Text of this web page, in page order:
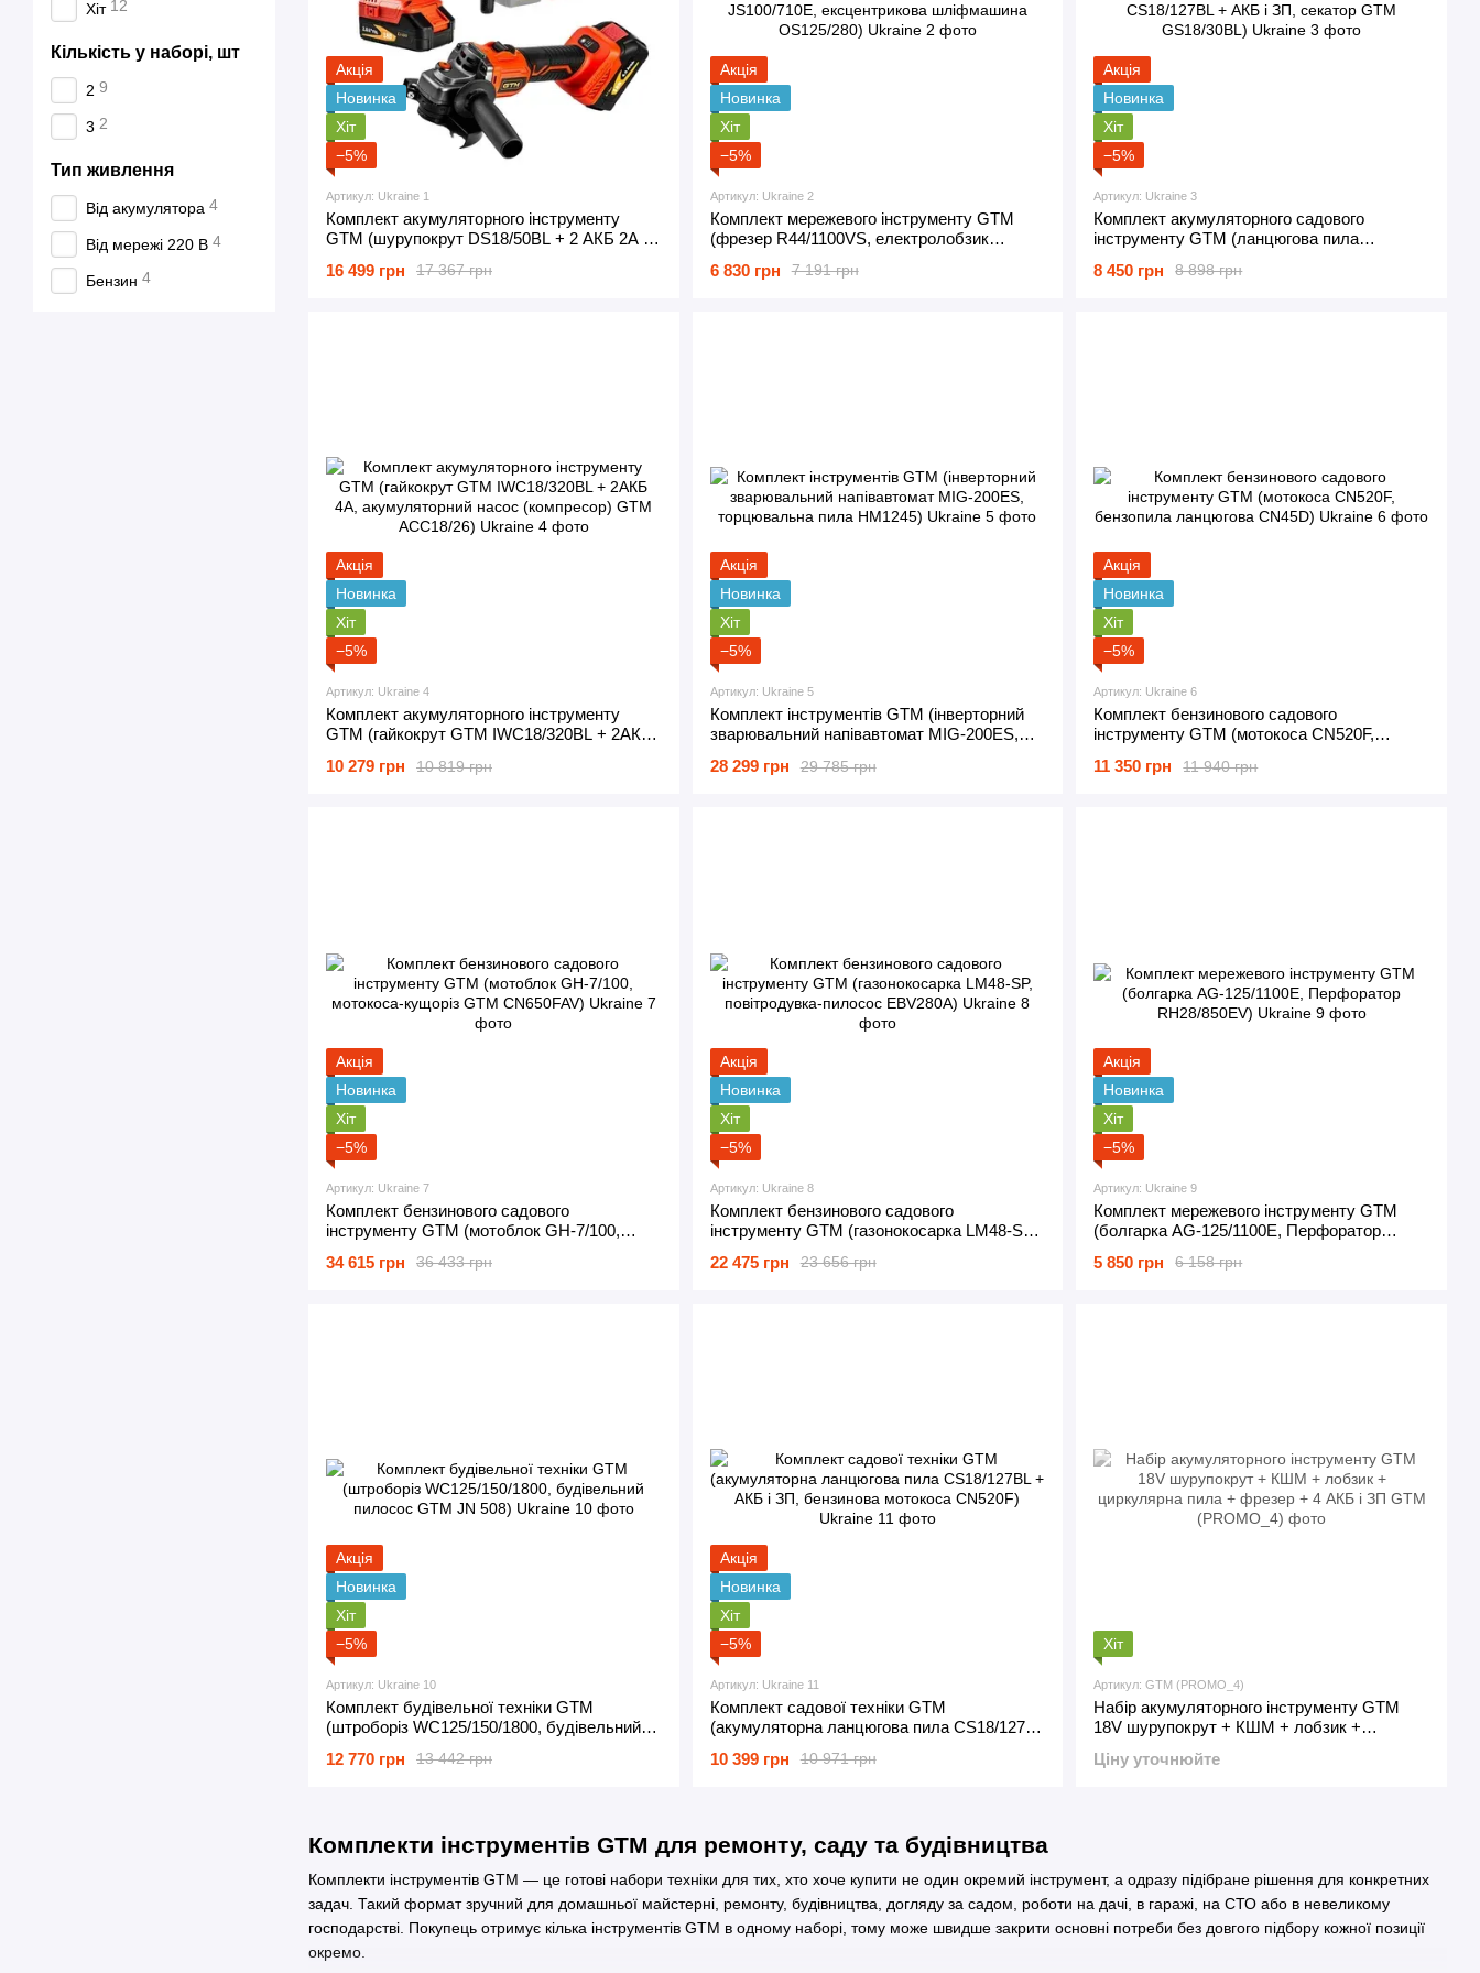
Комплекти інструментів GTM для ремонту, саду та будівництва
Комплекти інструментів GTM — це готові набори техніки для тих, хто хоче купити не один окремий інструмент, а одразу підібране рішення для конкретних
задач. Такий формат зручний для домашньої майстерні, ремонту, будівництва, догляду за садом, роботи на дачі, в гаражі, на СТО або в невеликому
господарстві. Покупець отримує кілька інструментів GTM в одному наборі, тому може швидше закрити основні потреби без довгого підбору кожної позиції
окремо.
Акція
Новинка
Хіт
−5%
Артикул: Ukraine 1
Комплект акумуляторного інструменту
GTM (шурупокрут DS18/50BL + 2 АКБ 2А і
4А, перфоратор RHC18/22BL)
17 367 грн
16 499 грн
Акція
Новинка
Хіт
−5%
Артикул: Ukraine 2
Комплект мережевого інструменту GTM
(фрезер R44/1100VS, електролобзик
OS125/280)7 191 грн
6 830 грн
Акція
Новинка
Хіт
−5%
Артикул: Ukraine 3
Комплект акумуляторного садового
інструменту GTM (ланцюгова пила
GS18/30BL)8 898 грн
8 450 грн
Акція
Новинка
Хіт
−5%
Артикул: Ukraine 4
Комплект акумуляторного інструменту
GTM (гайкокрут GTM IWC18/320BL + 2АКБ
AСC18/26)
10 819 грн
10 279 грн
Акція
Новинка
Хіт
−5%
Артикул: Ukraine 5
Комплект інструментів GTM (інверторний
зварювальний напівавтомат MIG-200ES,
29 785 грн
28 299 грн
Акція
Новинка
Хіт
−5%
Артикул: Ukraine 6
Комплект бензинового садового
інструменту GTM (мотокоса CN520F,
11 940 грн
11 350 грн
Акція
Новинка
Хіт
−5%
Артикул: Ukraine 7
Комплект бензинового садового
інструменту GTM (мотоблок GH-7/100,
36 433 грн
34 615 грн
Акція
Новинка
Хіт
−5%
Артикул: Ukraine 8
Комплект бензинового садового
інструменту GTM (газонокосарка LM48-SP,
23 656 грн
22 475 грн
Акція
Новинка
Хіт
−5%
Артикул: Ukraine 9
Комплект мережевого інструменту GTM
(болгарка AG-125/1100E, Перфоратор
6 158 грн
5 850 грн
Акція
Новинка
Хіт
−5%
Артикул: Ukraine 10
Комплект будівельної техніки GTM
(штроборіз WC125/150/1800, будівельний
13 442 грн
12 770 грн
Акція
Новинка
Хіт
−5%
Артикул: Ukraine 11
Комплект садової техніки GTM
(акумуляторна ланцюгова пила CS18/127BL
10 971 грн
10 399 грн
Хіт
Артикул: GTM (PROMO_4)
Набір акумуляторного інструменту GTM
18V шурупокрут + КШМ + лобзик +
Ціну уточнюйте
Хіт 12
Кількість у наборі, шт
2 9
3 2
Тип живлення
Від акумулятора 4
Від мережі 220 В 4
Бензин 4